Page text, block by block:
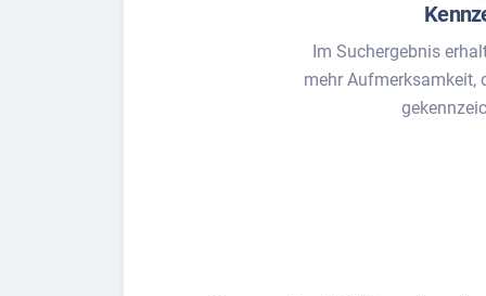
Im Suchergebnis
mehr Aufmerksamkeit,